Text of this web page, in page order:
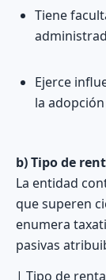
Tiene
Ejerce
la
b) Tipo de
La entidad
que superen
enumera
pasivas
| Tipo de